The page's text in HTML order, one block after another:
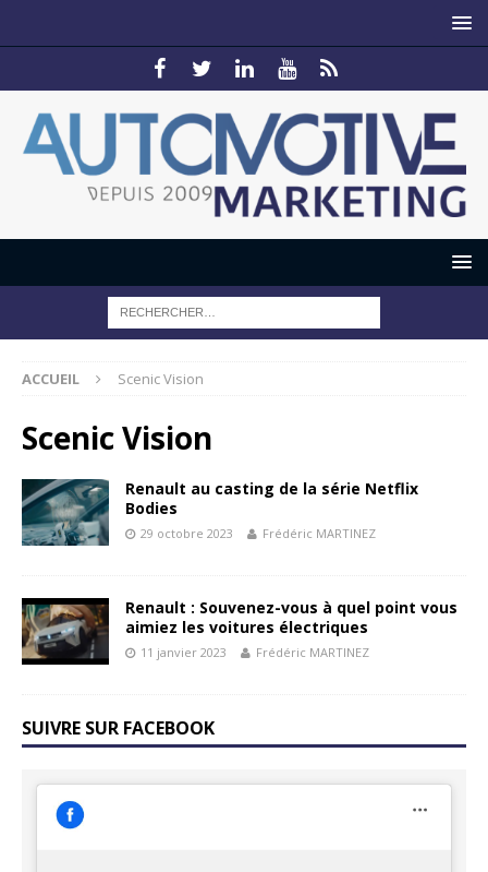
ACCUEIL Scenic Vision
Scenic Vision
Renault au casting de la série Netflix
Bodies
29 octobre 2023 Frédéric MARTINEZ
Renault : Souvenez-vous à quel point vous
aimiez les voitures électriques
11 janvier 2023 Frédéric MARTINEZ
SUIVRE SUR FACEBOOK